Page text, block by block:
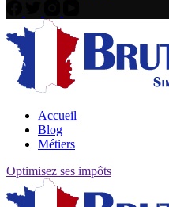
Accueil
Blog
Métiers
Optimisez ses impôts